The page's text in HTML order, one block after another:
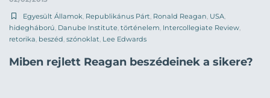
Egyesült Államok, Republikánus Párt, Ronald Reagan, USA,
hidegháború, Danube Institute, történelem, Intercollegiate Review,
retorika, beszéd, szónoklat, Lee Edwards
Miben rejlett Reagan beszédeinek a sikere?